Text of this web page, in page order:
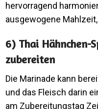
hervorragend
ausgewogene
6) Thai Hähnchen-
zubereiten
Die Marinade kann
und das Fleisch darin
am Zubereitungstag